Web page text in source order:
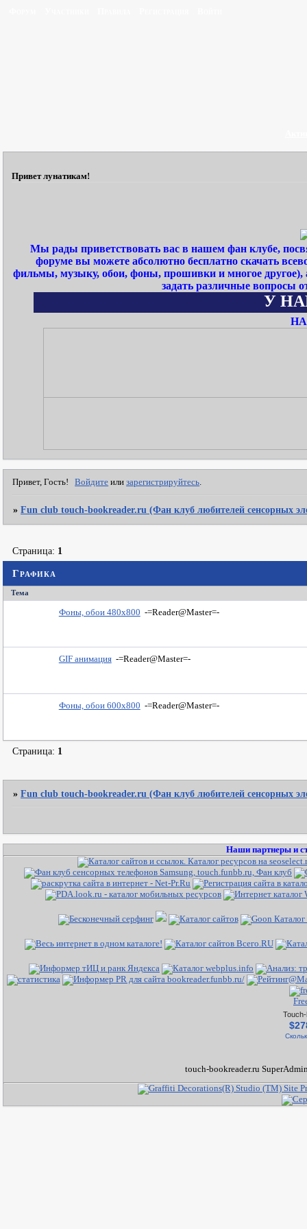
Привет лунатикам!
Мы рады приветствовать вас в нашем фан клубе,
форуме вы можете абсолютно бесплатно скачать
фильмы, музыку, обои, фоны, прошивки и многое
задать различные вопросы
У
Привет, Гость! Войдите илизарегистрируйтесь
»Fun club touch-bookreader.ru (Фан клуб любителей сенсорных
Графика
Страница: 1
Тема
Фоны, обои 480х800 -=Reader@Master=-
GIF анимация -=Reader@Master=-
Фоны, обои 600х800 -=Reader@Master=-
Страница: 1
»Fun club touch-bookreader.ru (Фан клуб любителей сенсорных
Наши партнеры и
touch-bookreader.ru